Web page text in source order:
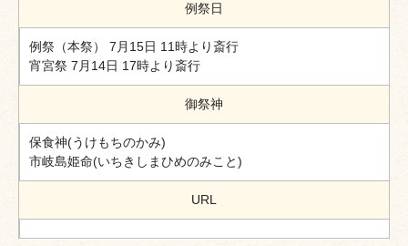
例祭日
例祭（本祭） 7月15日 11時より斎行
宵宮祭 7月14日 17時より斎行
御祭神
保食神(うけもちのかみ)
市岐島姫命(いちきしまひめのみこと)
URL